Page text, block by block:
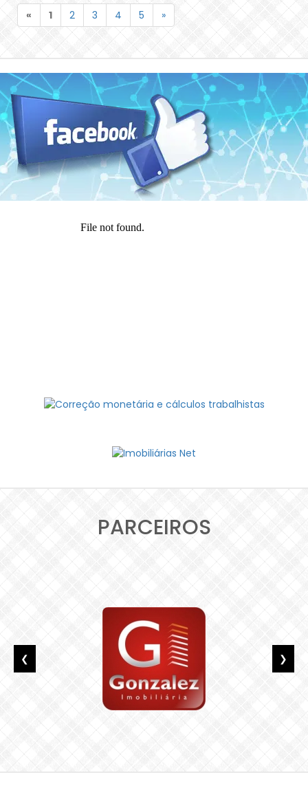
« 1 2 3 4 5 »
PARCEIROS
❮ ❯